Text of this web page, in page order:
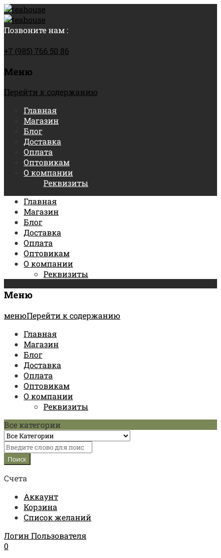
Позвоните нам :
+7 (985) 766 50 86
Меню
Перейти к содержанию
Главная
Магазин
Блог
Доставка
Оплата
Оптовикам
О компании
Реквизиты
Главная
Магазин
Блог
Доставка
Оплата
Оптовикам
О компании
Реквизиты
Меню
менюПерейти к содержанию
Главная
Магазин
Блог
Доставка
Оплата
Оптовикам
О компании
Реквизиты
Все категории
Счета
Аккаунт
Корзина
Список желаний
Логин Пользователя
0